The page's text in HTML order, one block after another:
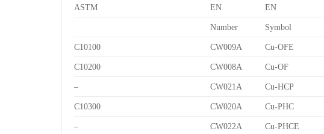
ASTM EN EN
Number Symbol
C10100 CW009A Cu-OFE
C10200 CW008A Cu-OF
– CW021A Cu-HCP
C10300 CW020A Cu-PHC
– CW022A Cu-PHCE